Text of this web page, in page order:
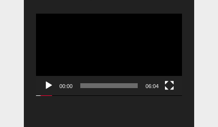
00:00 06:04